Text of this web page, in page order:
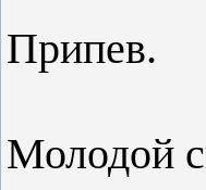
Припев.
Молодой